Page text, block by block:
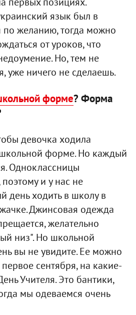
язык был в
по желанию, тогда можно
от уроков, что
Но, тем не
уже ничего не сделаешь.
форме? Форма
девочка ходила
форме. Но каждый
Одноклассницы
и у нас не
день ходить в школу в
Джинсовая одежда
желательно
низ". Но школьной
вы не увидите. Ее можно
сентября, на какие-
Учителя. Это бантики,
мы одеваемся очень